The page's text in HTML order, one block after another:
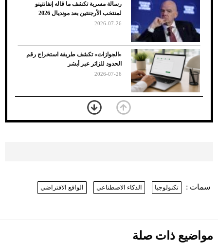
7 نصائح لاختيار لون البنطلون المناسب للقميص
الأسود
رسالة مسربة تكشف ما قاله إنفانتينو
لمنتخب الأرجنتين بعد مونديال 2026
2026-07-26
«الجوازات» تكشف طريقة استخراج رقم
الحدود للزائر عبر أبشر
2026-07-26
بعد 7 أشهر من تعرضه لحادث مروع.. جوشوا
يفوز على برينغا بـ"الضربة القاضية" (فيديو)
سمات : تكنولوجيا الذكاء الاصطناعي الواقع الافتراضي
مواضيع ذات صلة